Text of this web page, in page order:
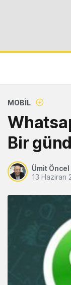
MOBIL
Bir
Ümit Öncel
13 Haziran